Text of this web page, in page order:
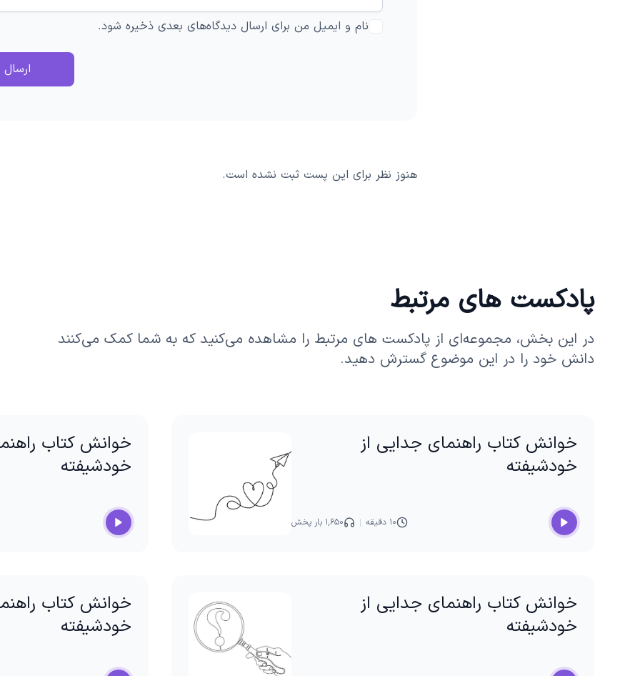
نام و ایمیل من برای ارسال دیدگاه‌های بعدی ذخیره شود.
ارسال
هنوز نظر برای این پست ثبت نشده است.
پادکست های مرتبط
در این بخش، مجموعه‌ای از پادکست های مرتبط را مشاهده می‌کنید که به شما کمک می‌کنند
دانش خود را در این موضوع گسترش دهید.
خوانش کتاب راهنمای جدایی از
خودشیفته
۱۰ دقیقه ۱,۶۵۰ بار پخش
خوانش کتاب
خودشیفته
خوانش کتاب راهنمای جدایی از
خودشیفته
خوانش کتاب
خودشیفته